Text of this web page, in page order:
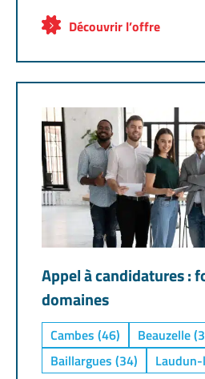
Découvrir l’offre
Appel à candidatures :
domaines
Cambes (46)
Beauzelle
Baillargues (34)